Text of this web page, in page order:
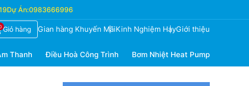
Dự Án:0983666996
Giỏ hàng Gian hàng Khuyến MãiKinh Nghiệm HayGiới thiệu
Thanh Điều Hoà Công Trình Bơm Nhiệt Heat Pump